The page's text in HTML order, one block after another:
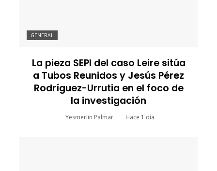
GENERAL
La pieza SEPI del caso Leire sitúa
a Tubos Reunidos y Jesús Pérez
Rodríguez-Urrutia en el foco de
la investigación
Yesmerlin Palmar Hace 1 día